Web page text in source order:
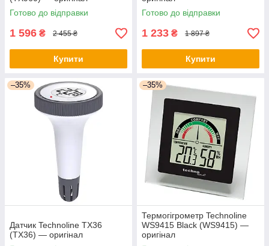
Готово до відправки
1 596 ₴ 2 455 ₴
Купити
Готово до відправки
1 233 ₴ 1 897 ₴
Купити
–35%
Датчик Technoline TX36
(TX36) — оригінал
–35%
Термогігрометр Technoline
WS9415 Black (WS9415) —
оригінал